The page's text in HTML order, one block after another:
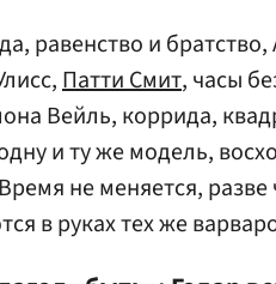
равенство и
Патти Смит, часы
Вейль, коррида,
и ту же модель,
не меняется, разве
в руках тех же